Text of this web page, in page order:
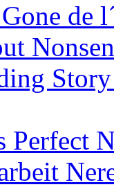
de
Perfect